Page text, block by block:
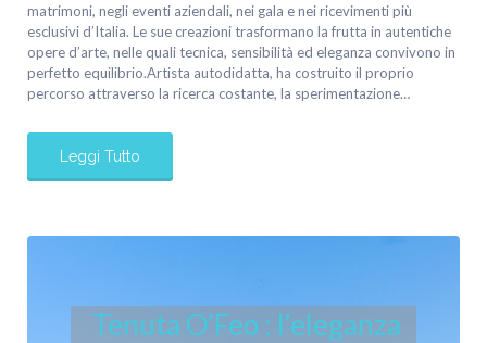
matrimoni, negli eventi aziendali, nei gala e nei ricevimenti più
esclusivi d’Italia. Le sue creazioni trasformano la frutta in autentiche
opere d’arte, nelle quali tecnica, sensibilità ed eleganza convivono in
perfetto equilibrio.Artista autodidatta, ha costruito il proprio
percorso attraverso la ricerca costante, la sperimentazione…
Leggi Tutto
Tenuta O’Feo : l’eleganza